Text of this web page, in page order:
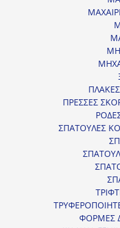
ΠΡΕΣΣΕΣ
ΣΠΑΤΟΥΛΕΣ
ΦΟΡΜΕΣ